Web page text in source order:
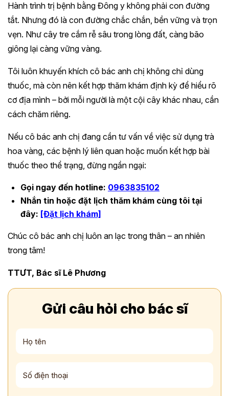
Hành trình trị bệnh bằng Đông y không phải con đường
tắt. Nhưng đó là con đường chắc chắn, bền vững và trọn
vẹn. Như cây tre cắm rễ sâu trong lòng đất, càng bão
giông lại càng vững vàng.
Tôi luôn khuyến khích cô bác anh chị không chỉ dùng
thuốc, mà còn nên kết hợp thăm khám định kỳ để hiểu rõ
cơ địa mình – bởi mỗi người là một cội cây khác nhau, cần
cách chăm riêng.
Nếu cô bác anh chị đang cần tư vấn về việc sử dụng trà
hoa vàng, các bệnh lý liên quan hoặc muốn kết hợp bài
thuốc theo thể trạng, đừng ngần ngại:
Gọi ngay đến hotline: 0963835102
Nhắn tin hoặc đặt lịch thăm khám cùng tôi tại
đây: [Đặt lịch khám]
Chúc cô bác anh chị luôn an lạc trong thân – an nhiên
trong tâm!
TTƯT, Bác sĩ Lê Phương
Gửi câu hỏi cho bác sĩ